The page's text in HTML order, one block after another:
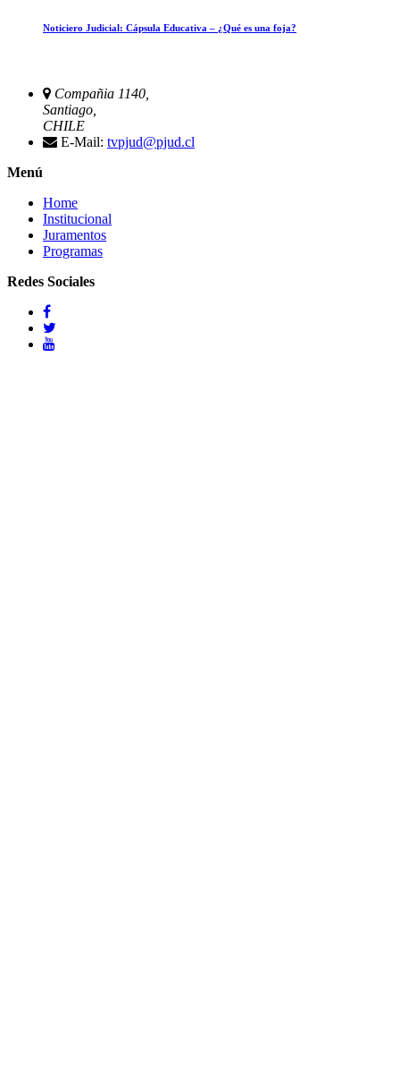
Noticiero Judicial: Cápsula Educativa – ¿Qué es una foja?
Compañia 1140,
Santiago,
CHILE
E-Mail: tvpjud@pjud.cl
Menú
Home
Institucional
Juramentos
Programas
Redes Sociales